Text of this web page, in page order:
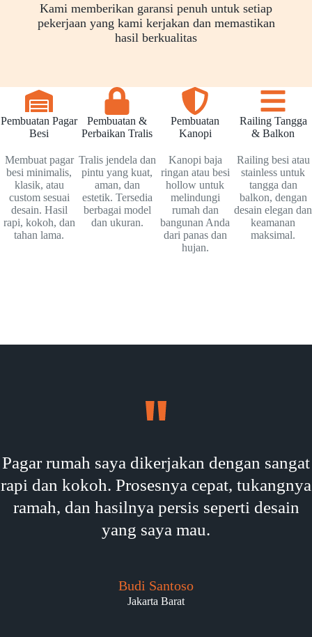
Kami memberikan garansi penuh untuk setiap
pekerjaan yang kami kerjakan dan memastikan
hasil berkualitas
Pembuatan Pagar
Besi
Membuat pagar
besi minimalis,
klasik, atau
custom sesuai
desain. Hasil
rapi, kokoh, dan
tahan lama.
Pembuatan &
Perbaikan Tralis
Tralis jendela dan
pintu yang kuat,
aman, dan
estetik. Tersedia
berbagai model
dan ukuran.
Pembuatan
Kanopi
Kanopi baja
ringan atau besi
hollow untuk
melindungi
rumah dan
bangunan Anda
dari panas dan
hujan.
Railing Tangga
& Balkon
Railing besi atau
stainless untuk
tangga dan
balkon, dengan
desain elegan dan
keamanan
maksimal.
Pagar rumah saya dikerjakan dengan sangat
rapi dan kokoh. Prosesnya cepat, tukangnya
ramah, dan hasilnya persis seperti desain
yang saya mau.
Budi Santoso
Jakarta Barat